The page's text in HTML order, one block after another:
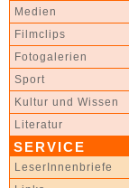
Medien
Filmclips
Fotogalerien
Sport
Kultur und Wissen
Literatur
SERVICE
LeserInnenbriefe